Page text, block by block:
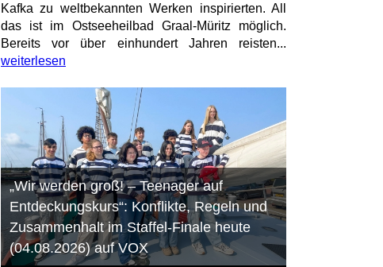
Kafka zu weltbekannten Werken inspirierten. All
das ist im Ostseeheilbad Graal-Müritz möglich.
Bereits vor über einhundert Jahren reisten...
weiterlesen
„Wir werden groß! – Teenager auf
Entdeckungskurs“: Konflikte, Regeln und
Zusammenhalt im Staffel-Finale heute
(04.08.2026) auf VOX